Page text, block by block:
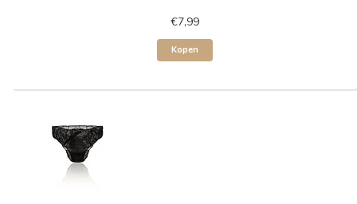
€7,99
Kopen